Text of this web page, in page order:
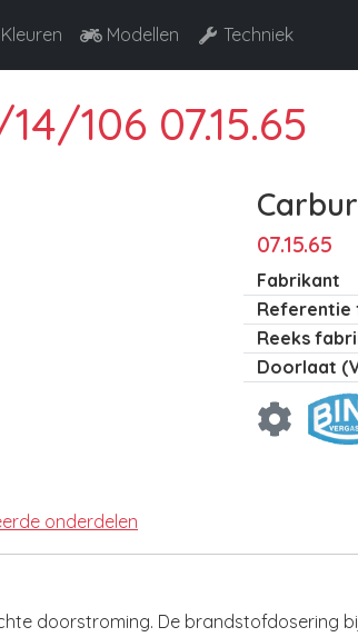
Kleuren Modellen Techniek
106 07.15.65
07.15.65
Fabrikant
Referentie
Reeks
Doorlaat
onderdelen
doorstroming. De